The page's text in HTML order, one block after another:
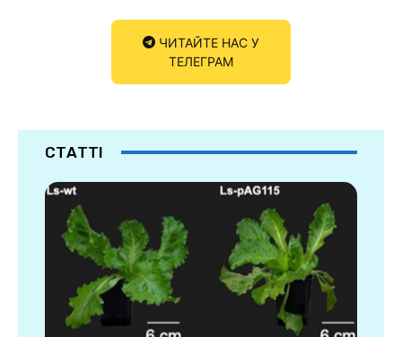
ЧИТАЙТЕ НАС У
ТЕЛЕГРАМ
СТАТТІ